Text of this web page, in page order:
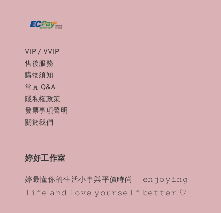
VIP / VVIP
售後服務
購物須知
常見 Q&A
隱私權政策
發票事項聲明
關於我們
婷好工作室
婷最懂你的生活小事與平價時尚｜ 𝚎𝚗𝚓𝚘𝚢𝚒𝚗𝚐
𝚕𝚒𝚏𝚎 𝚊𝚗𝚍 𝚕𝚘𝚟𝚎 𝚢𝚘𝚞𝚛𝚜𝚎𝚕𝚏 𝚋𝚎𝚝𝚝𝚎𝚛 ♡